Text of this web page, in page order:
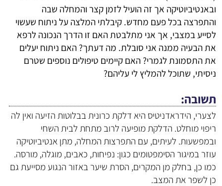
ובאנטיביוטיקה אך זה הועיל לזמן קצר והמחלה שבה
והתפרצה בכל פעם מחדש. קיבלתי המלצה על ניתוח שעשוי
לסייע במצבי, אך אני מתלבטת האם זו הדרך הנכונה לרפא
את הבעיה ממנה אני סובלת. מה דעתך? האם ניתוח יעלים
את התסמונת לגמרי? האם קיימים טיפולים נוספים שטרם
ניסיתי, שתוכל להמליץ לי עליהם?
תשובה
לצערי, הידראדניטיס היא דלקת כרונית בבלוטות הזיעה ואין לה
ריפוי מוחלט. הדלקת מופיעה לרוב מתחת לבית השחי
ובמפשעות. לעיתים, עם התפרצות המחלה, מתן אנטיביוטיקה
עוזר במיגור הסימפטומים כגון: נפיחות, כאבים, מוגלה, מורסה.
כמו כן, בחלק מן המקרים, הסרת שיער באזור הנגוע מסייעת גם
כן לשפר את המצב.